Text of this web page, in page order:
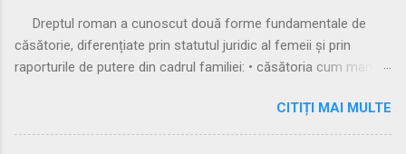
Dreptul roman a cunoscut două forme fundamentale de
căsătorie, diferențiate prin statutul juridic al femeii și prin
raporturile de putere din cadrul familiei: • căsătoria cum manus
și practicată a fost căsătoria cu manus, prin care femeia
trecea sub autoritatea soțului, devenind parte a familiei
CITIȚI MAI MULTE